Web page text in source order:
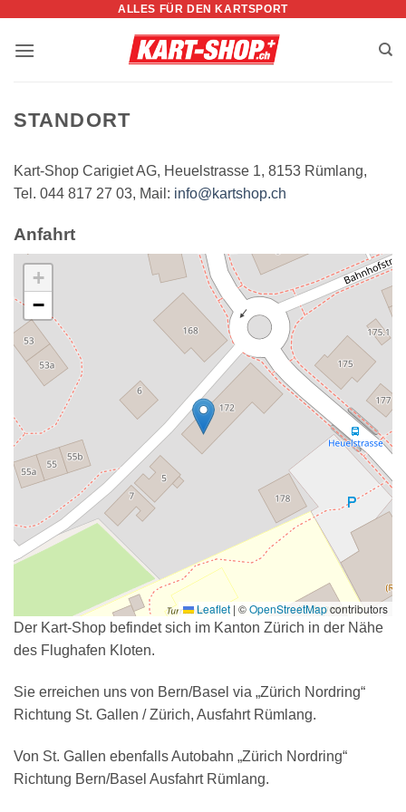
springen
ALLES FÜR DEN KARTSPORT
STANDORT
Kart-Shop Carigiet AG, Heuelstrasse 1, 8153 Rümlang,
Tel. 044 817 27 03, Mail: info@kartshop.ch
Anfahrt
+
−
Leaflet | ©OpenStreetMapcontributors
Der Kart-Shop befindet sich im Kanton Zürich in der Nähe
des Flughafen Kloten.
Sie erreichen uns von Bern/Basel via „Zürich Nordring“
Richtung St. Gallen / Zürich, Ausfahrt Rümlang.
Von St. Gallen ebenfalls Autobahn „Zürich Nordring“
Richtung Bern/Basel Ausfahrt Rümlang.